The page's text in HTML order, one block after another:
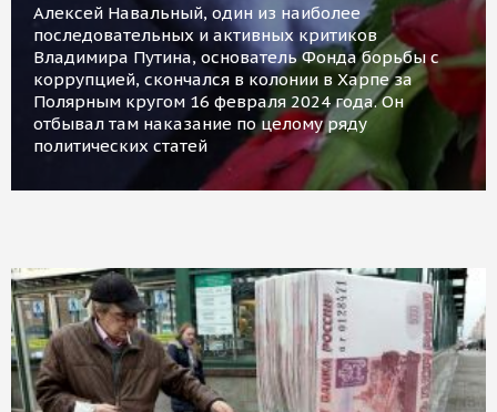
Алексей Навальный, один из наиболее
последовательных и активных критиков
Владимира Путина, основатель Фонда борьбы с
коррупцией, скончался в колонии в Харпе за
Полярным кругом 16 февраля 2024 года. Он
отбывал там наказание по целому ряду
политических статей